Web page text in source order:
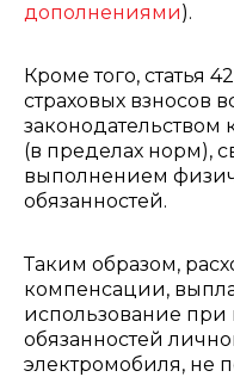
дополнениями).
Кроме того, статья
страховых взносов
(в пределах норм),
выполнением
обязанностей.
Таким образом,
компенсации,
использование
обязанностей
электромобиля, не